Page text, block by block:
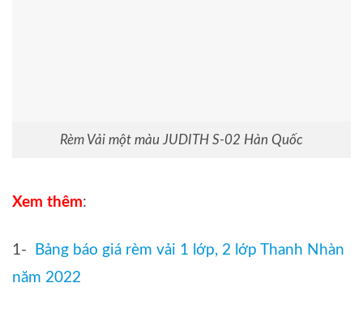
Rèm Vải một màu JUDITH S-02 Hàn Quốc
Xem thêm:
1-
Bảng báo giá rèm vải 1 lớp, 2 lớp Thanh Nhàn
năm 2022